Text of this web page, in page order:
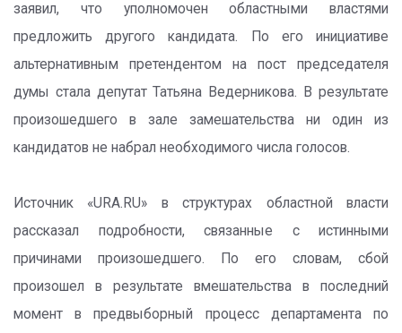
заявил, что уполномочен областными властями
предложить другого кандидата. По его инициативе
альтернативным претендентом на пост председателя
думы стала депутат Татьяна Ведерникова. В результате
произошедшего в зале замешательства ни один из
кандидатов не набрал необходимого числа голосов.
Источник «URA.RU» в структурах областной власти
рассказал подробности, связанные с истинными
причинами произошедшего. По его словам, сбой
произошел в результате вмешательства в последний
момент в предвыборный процесс департамента по